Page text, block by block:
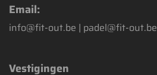
Email:
info@fit-out.be | padel@fit-out.be
Vestigingen